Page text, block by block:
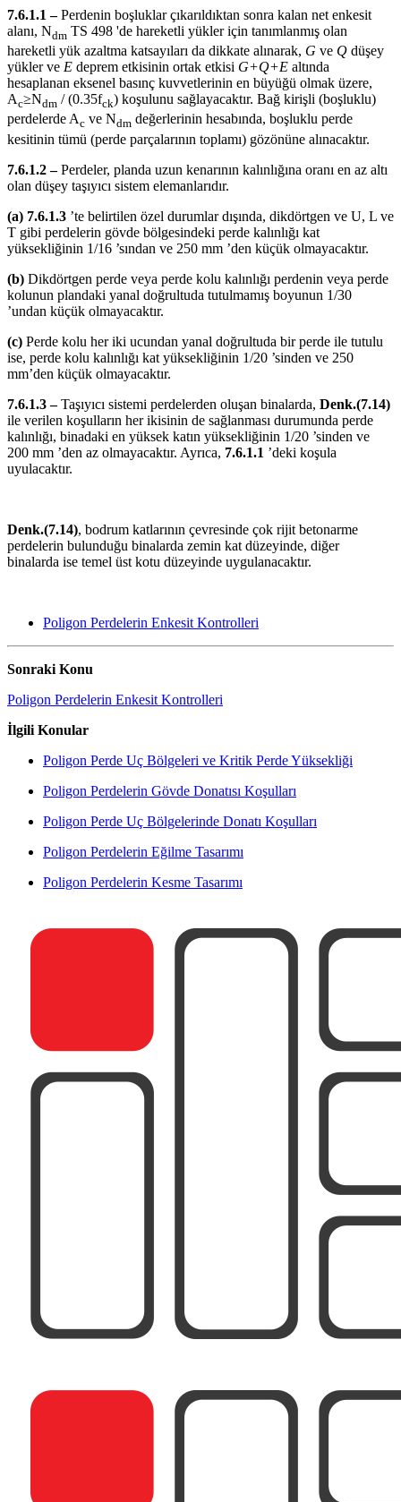
7.6.1.1 –Perdenin boşluklar çıkarıldıktan sonra kalan net enkesit
alanı, Ndm TS 498 'de hareketli yükler için tanımlanmış olan
hareketli yük azaltma katsayıları da dikkate alınarak, G ve Q düşey
yükler ve E deprem etkisinin ortak etkisi G+Q+E altında
hesaplanan eksenel basınç kuvvetlerinin en büyüğü olmak üzere,
Ac≥Ndm / (0.35fck) koşulunu sağlayacaktır. Bağ kirişli (boşluklu)
perdelerde Ac ve Ndm değerlerinin hesabında, boşluklu perde
kesitinin tümü (perde parçalarının toplamı) gözönüne alınacaktır.
7.6.1.2 –Perdeler, planda uzun kenarının kalınlığına oranı en az altı
olan düşey taşıyıcı sistem elemanlarıdır.
(a) 7.6.1.3 ’te belirtilen özel durumlar dışında, dikdörtgen ve U, L ve
T gibi perdelerin gövde bölgesindeki perde kalınlığı kat
yüksekliğinin 1/16 ’sından ve 250 mm ’den küçük olmayacaktır.
(b) Dikdörtgen perde veya perde kolu kalınlığı perdenin veya perde
kolunun plandaki yanal doğrultuda tutulmamış boyunun 1/30
’undan küçük olmayacaktır.
(c) Perde kolu her iki ucundan yanal doğrultuda bir perde ile tutulu
ise, perde kolu kalınlığı kat yüksekliğinin 1/20 ’sinden ve 250
mm’den küçük olmayacaktır.
7.6.1.3 –Taşıyıcı sistemi perdelerden oluşan binalarda, Denk.(7.14)
ile verilen koşulların her ikisinin de sağlanması durumunda perde
kalınlığı, binadaki en yüksek katın yüksekliğinin 1/20 ’sinden ve
200 mm ’den az olmayacaktır. Ayrıca, 7.6.1.1 ’deki koşula
uyulacaktır.
Denk.(7.14), bodrum katlarının çevresinde çok rijit betonarme
perdelerin bulunduğu binalarda zemin kat düzeyinde, diğer
binalarda ise temel üst kotu düzeyinde uygulanacaktır.
Poligon Perdelerin Enkesit Kontrolleri
Sonraki Konu
Poligon Perdelerin Enkesit Kontrolleri
İlgili Konular
Poligon Perde Uç Bölgeleri ve Kritik Perde Yüksekliği
Poligon Perdelerin Gövde Donatısı Koşulları
Poligon Perde Uç Bölgelerinde Donatı Koşulları
Poligon Perdelerin Eğilme Tasarımı
Poligon Perdelerin Kesme Tasarımı